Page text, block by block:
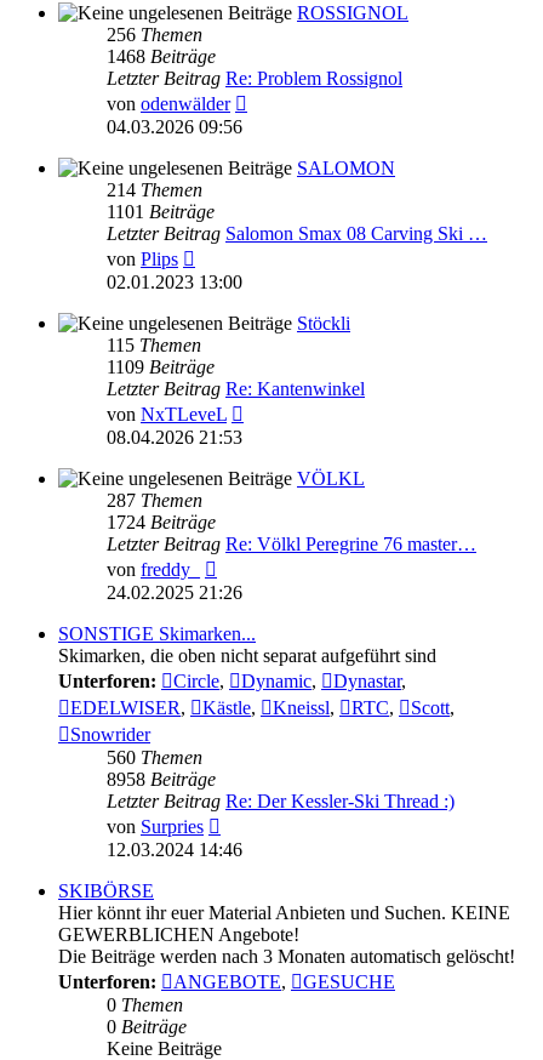
ROSSIGNOL
256 Themen
1468 Beiträge
Letzter Beitrag Re: Problem Rossignol
von odenwälder
04.03.2026 09:56
SALOMON
214 Themen
1101 Beiträge
Letzter Beitrag Salomon Smax 08 Carving Ski …
von Plips
Beitrag
02.01.2023 13:00
Stöckli
115 Themen
1109 Beiträge
Letzter Beitrag Re: Kantenwinkel
von NxTLeveL
08.04.2026 21:53
VÖLKL
287 Themen
1724 Beiträge
Letzter Beitrag Re: Völkl Peregrine 76 master…
von freddy_
Beitrag
24.02.2025 21:26
SONSTIGE Skimarken...
Skimarken, die oben nicht separat aufgeführt sind
Unterforen:
Circle, Dynamic, Dynastar,
EDELWISER, Kästle, Kneissl, RTC, Scott,
Snowrider
560 Themen
8958 Beiträge
Letzter Beitrag Re: Der Kessler-Ski Thread :)
von Surpries
Beitrag
12.03.2024 14:46
SKIBÖRSE
Hier könnt ihr euer Material Anbieten und Suchen. KEINE
GEWERBLICHEN Angebote!
Die Beiträge werden nach 3 Monaten automatisch gelöscht!
Unterforen:
ANGEBOTE,
GESUCHE
0 Themen
0 Beiträge
Keine Beiträge